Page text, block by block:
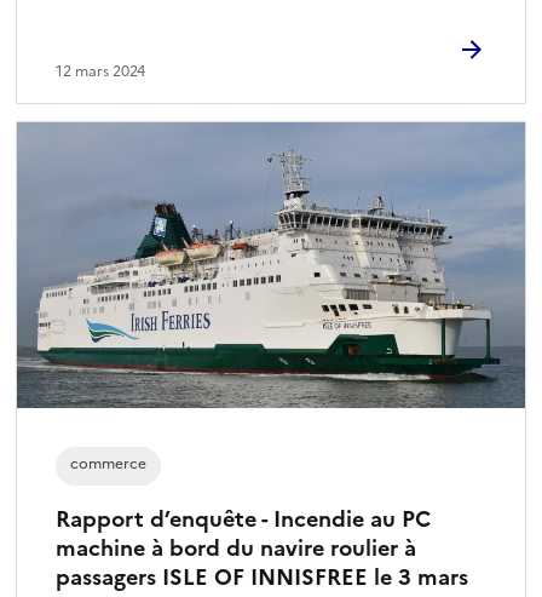
12 mars 2024
Rapport d’enquête - Incendie au PC
machine à bord du navire roulier à
passagers ISLE OF INNISFREE le 3 mars
commerce